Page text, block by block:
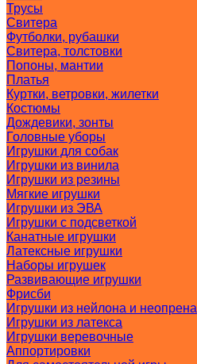
Трусы
Свитера
Футболки, рубашки
Свитера, толстовки
Попоны, мантии
Платья
Куртки, ветровки, жилетки
Костюмы
Дождевики, зонты
Головные уборы
Игрушки для собак
Игрушки из винила
Игрушки из резины
Мягкие игрушки
Игрушки из ЭВА
Игрушки с подсветкой
Канатные игрушки
Латексные игрушки
Наборы игрушек
Развивающие игрушки
Фрисби
Игрушки из нейлона и неопрена
Игрушки из латекса
Игрушки веревочные
Аппортировки